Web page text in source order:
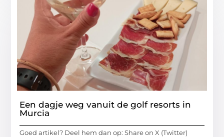
Een dagje weg vanuit de golf resorts in
Murcia
Goed artikel? Deel hem dan op: Share on X (Twitter)